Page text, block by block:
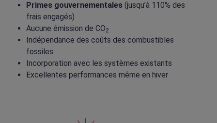
Primes gouvernementales (jusqu’à 110% des
frais engagés)
Aucune émission de CO2
Indépendance des coûts des combustibles
fossiles
Incorporation avec les systèmes existants
Excellentes performances même en hiver